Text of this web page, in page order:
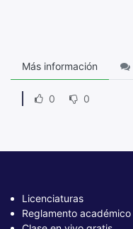
Más información
0 0
Licenciaturas
Reglamento académico